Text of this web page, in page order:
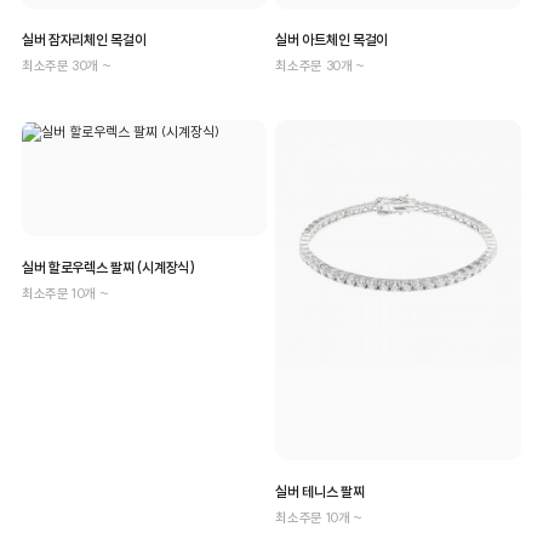
실버 잠자리체인 목걸이
최소주문 30개 ~
실버 아트체인 목걸이
최소주문 30개 ~
실버 할로우렉스 팔찌 (시계장식)
최소주문 10개 ~
실버 테니스 팔찌
최소주문 10개 ~